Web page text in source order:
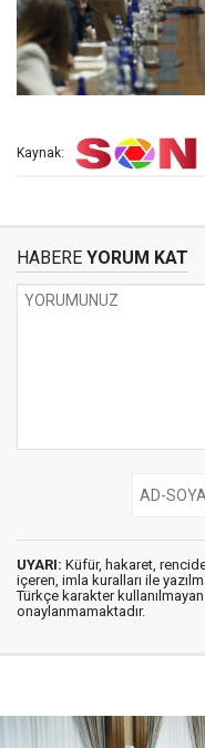
Kaynak:
HABERE YORUM KAT
UYARI: Küfür, hakaret,
içeren, imla kuralları ile
Türkçe karakter
onaylanmamaktadır.